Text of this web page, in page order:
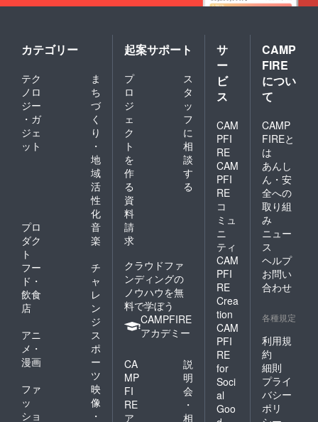
カテゴリー
テク
ノロ
ジー
・ガ
ジェ
ット
ま
ち
づ
く
り
・
地
域
活
性
化
プロ
ダク
ト
音
楽
フー
ド・
飲食
店
チ
ャ
レ
ン
ジ
アニ
メ・
漫画
ス
ポ
ー
ツ
ファ
ッ
ショ
映
像
・
起案サポート
プ
ロ
ジ
ェ
ク
ト
を
作
る
ス
タ
ッ
フ
に
相
談
す
る
資
料
請
求
クラウドファ
ンディングの
ノウハウを無
料で学ぼう
CAMPFIRE
アカデミー
CA
MP
FI
RE
ア
説
明
会
・
相
サ
ー
ビ
ス
CAM
PFI
RE
CAM
PFI
RE
コ
ミュ
ニ
ティ
CAM
PFI
RE
Crea
tion
CAM
PFI
RE
for
Soci
al
Goo
CAMP
FIRE
につい
て
CAMP
FIREと
は
あんし
ん・安
全への
取り組
み
ニュー
ス
ヘルプ
お問い
合わせ
各種規定
利用規
約
細則
プライ
バシー
ポリ